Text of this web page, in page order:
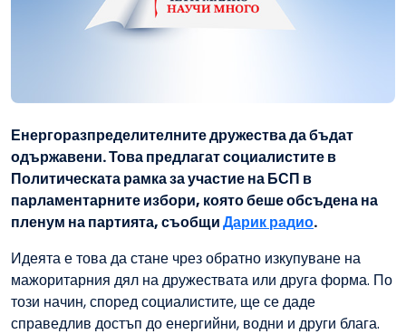
Енергоразпределителните дружества да бъдат
одържавени. Това предлагат социалистите в
Политическата рамка за участие на БСП в
парламентарните избори, която беше обсъдена на
пленум на партията, съобщиДарик радио.
Идеята е това да стане чрез обратно изкупуване на
мажоритарния дял на дружествата или друга форма. По
този начин, според социалистите, ще се даде
справедлив достъп до енергийни, водни и други блага.